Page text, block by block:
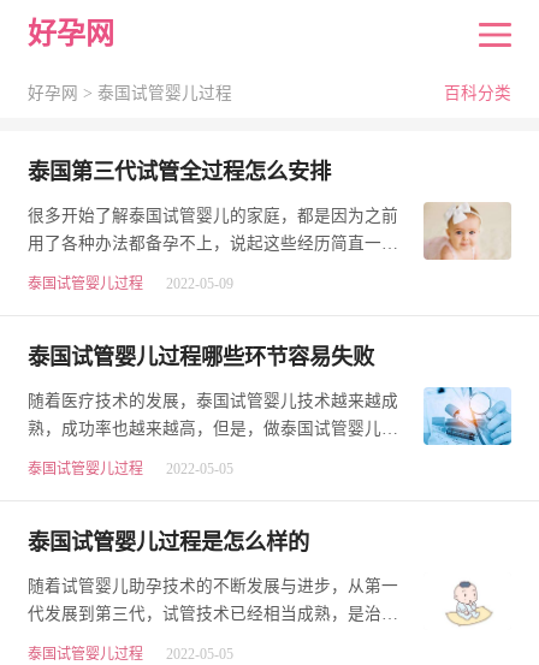
好孕网
好孕网 > 泰国试管婴儿过程 百科分类
泰国第三代试管全过程怎么安排
很多开始了解泰国试管婴儿的家庭，都是因为之前
用了各种办法都备孕不上，说起这些经历简直一把
辛酸泪。但接触了泰国试管婴儿之后，她们的心结
泰国试管婴儿过程 2022-05-09
泰国试管婴儿过程哪些环节容易失败
随着医疗技术的发展，泰国试管婴儿技术越来越成
熟，成功率也越来越高，但是，做泰国试管婴儿并
不能保证一次成功，也有很多因素影响成功率。下
泰国试管婴儿过程 2022-05-05
泰国试管婴儿过程是怎么样的
随着试管婴儿助孕技术的不断发展与进步，从第一
代发展到第三代，试管技术已经相当成熟，是治疗
不孕不育最好的方法之一，尤其是近俩年，在互联
泰国试管婴儿过程 2022-05-05